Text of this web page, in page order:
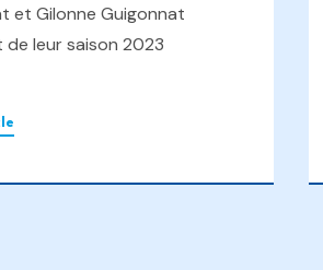
et Gilonne Guigonnat
leur saison 2023